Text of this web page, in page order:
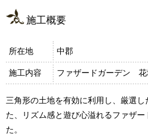
施工概要
所在地 中郡
施工内容 ファザードガーデン
三角形の土地を有効に利用し、厳選
た、リズム感と遊び心溢れるファザ
た。